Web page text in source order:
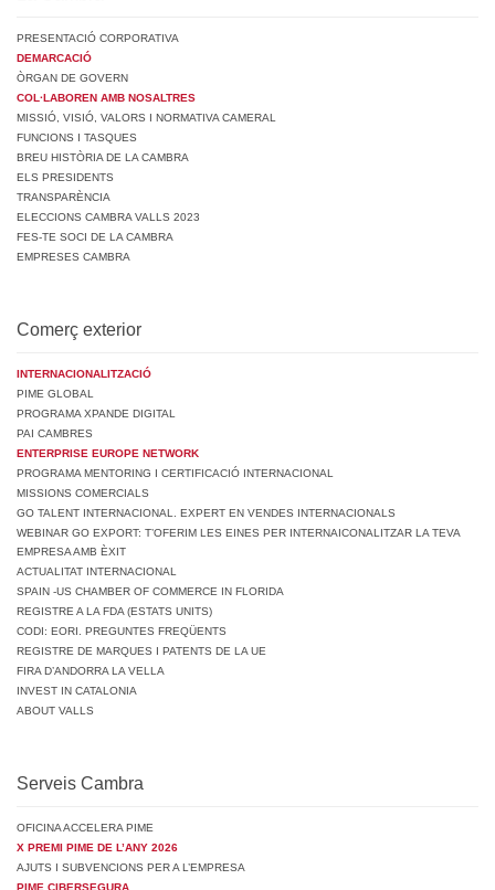
PRESENTACIÓ CORPORATIVA
DEMARCACIÓ
ÒRGAN DE GOVERN
COL·LABOREN AMB NOSALTRES
MISSIÓ, VISIÓ, VALORS I NORMATIVA CAMERAL
FUNCIONS I TASQUES
BREU HISTÒRIA DE LA CAMBRA
ELS PRESIDENTS
TRANSPARÈNCIA
ELECCIONS CAMBRA VALLS 2023
FES-TE SOCI DE LA CAMBRA
EMPRESES CAMBRA
Comerç exterior
INTERNACIONALITZACIÓ
PIME GLOBAL
PROGRAMA XPANDE DIGITAL
PAI CAMBRES
ENTERPRISE EUROPE NETWORK
PROGRAMA MENTORING I CERTIFICACIÓ INTERNACIONAL
MISSIONS COMERCIALS
GO TALENT INTERNACIONAL. EXPERT EN VENDES INTERNACIONALS
WEBINAR GO EXPORT: T’OFERIM LES EINES PER INTERNAICONALITZAR LA TEVA
EMPRESA AMB ÈXIT
ACTUALITAT INTERNACIONAL
SPAIN -US CHAMBER OF COMMERCE IN FLORIDA
REGISTRE A LA FDA (ESTATS UNITS)
CODI: EORI. PREGUNTES FREQÜENTS
REGISTRE DE MARQUES I PATENTS DE LA UE
FIRA D’ANDORRA LA VELLA
INVEST IN CATALONIA
ABOUT VALLS
Serveis Cambra
OFICINA ACCELERA PIME
X PREMI PIME DE L’ANY 2026
AJUTS I SUBVENCIONS PER A L’EMPRESA
PIME CIBERSEGURA